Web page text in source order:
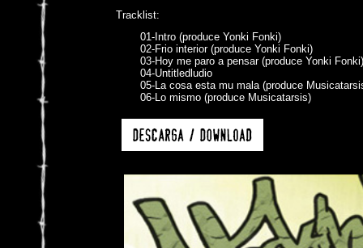
Tracklist:
01-Intro (produce Yonki Fonki)
02-Frio interior (produce Yonki Fonki)
03-Hoy me paro a pensar (produce Yonki Fonki)
04-Untitledludio
05-La cosa esta mu mala (produce
06-Lo mismo (produce Musicatarsis)